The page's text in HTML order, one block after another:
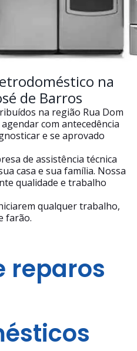
na
de Barros
na região Rua Dom
com antecedência
e se aprovado
de assistência técnica
casa e sua família. Nossa
qualidade e trabalho
qualquer trabalho,
farão.
reparos